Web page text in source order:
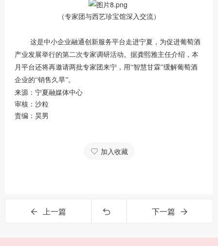
（专家团与西艺珍宝馆深入交流）
这是中小企业融通创新服务平台走进宁夏，为促进葡萄酒
产业发展举行的第二次专家调研活动。据龚熙雅主任介绍，本
月平台还将再邀请两批专家团来宁，用“智慧甘霖”缓解葡萄酒
企业的“销售久旱”。
来源：宁夏融媒体中心
审核：沙粒
责编：昊男
加入收藏
上一篇 下一篇